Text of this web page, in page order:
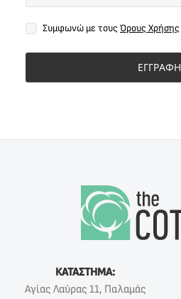
Συμφωνώ με τους Όρους Χρήσης
ΕΓΓΡΑΦΗ
ΚΑΤΑΣΤΗΜΑ:
Αγίας Λαύρας 11, Παλαμάς